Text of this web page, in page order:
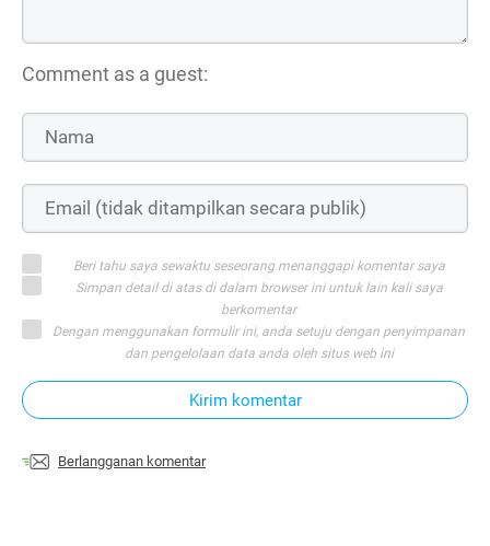
Comment as a guest:
Beri tahu saya sewaktu seseorang menanggapi komentar saya
Simpan detail di atas di dalam browser ini untuk lain kali saya
berkomentar
Dengan menggunakan formulir ini, anda setuju dengan penyimpanan
dan pengelolaan data anda oleh situs web ini
Kirim komentar
Berlangganan komentar